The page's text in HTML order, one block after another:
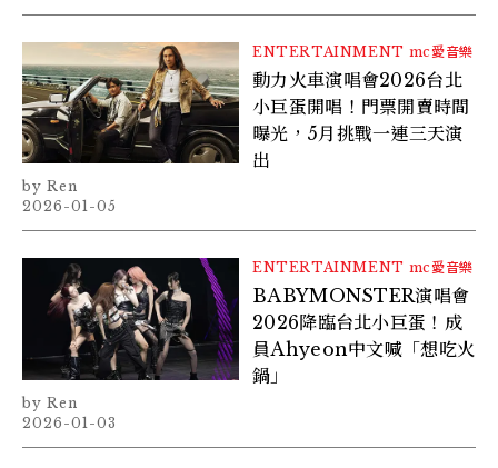
ENTERTAINMENT mc愛音樂
動力火車演唱會2026台北
小巨蛋開唱！門票開賣時間
曝光，5月挑戰一連三天演
出
Ren
2026-01-05
ENTERTAINMENT mc愛音樂
BABYMONSTER演唱會
2026降臨台北小巨蛋！成
員Ahyeon中文喊「想吃火
鍋」
Ren
2026-01-03